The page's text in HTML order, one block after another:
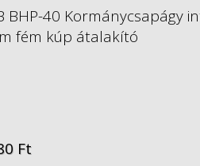
BHP-40 Kormánycsapágy
fém kúp átalakító
Ft